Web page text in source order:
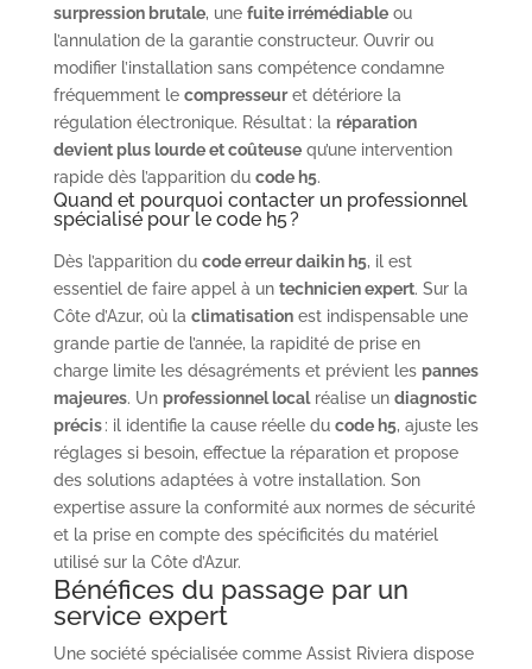
surpression brutale, une fuite irrémédiableou
l’annulation de la garantie constructeur. Ouvrir ou
modifier l’installation sans compétence condamne
fréquemment le compresseuret détériore la
régulation électronique. Résultat : la réparation
devient plus lourde et coûteusequ’une intervention
rapide dès l’apparition du code h5.
Quand et pourquoi contacter un professionnel
spécialisé pour le code h5 ?
Dès l’apparition du code erreur daikin h5, il est
essentiel de faire appel à un technicien expert. Sur la
Côte d’Azur, où la climatisationest indispensable une
grande partie de l’année, la rapidité de prise en
charge limite les désagréments et prévient les pannes
majeures. Un professionnel localréalise un diagnostic
précis: il identifie la cause réelle du code h5, ajuste les
réglages si besoin, effectue la réparation et propose
des solutions adaptées à votre installation. Son
expertise assure la conformité aux normes de sécurité
et la prise en compte des spécificités du matériel
utilisé sur la Côte d’Azur.
Bénéfices du passage par un
service expert
Une société spécialisée comme Assist Riviera dispose